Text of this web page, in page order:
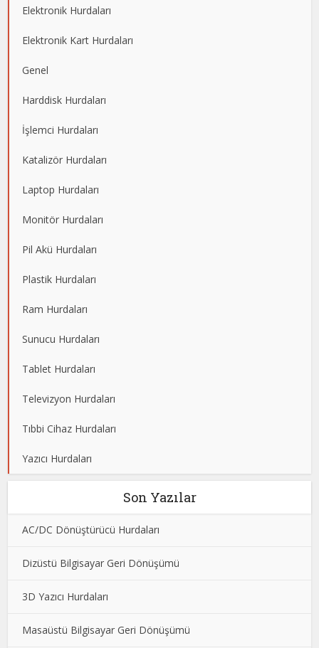
Elektronik Hurdaları
Elektronik Kart Hurdaları
Genel
Harddisk Hurdaları
İşlemci Hurdaları
Katalizör Hurdaları
Laptop Hurdaları
Monitör Hurdaları
Pil Akü Hurdaları
Plastik Hurdaları
Ram Hurdaları
Sunucu Hurdaları
Tablet Hurdaları
Televizyon Hurdaları
Tıbbi Cihaz Hurdaları
Yazıcı Hurdaları
Son Yazılar
AC/DC Dönüştürücü Hurdaları
Dizüstü Bilgisayar Geri Dönüşümü
3D Yazıcı Hurdaları
Masaüstü Bilgisayar Geri Dönüşümü